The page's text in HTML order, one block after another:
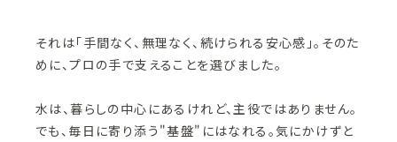
それは「手間なく、無理なく、続けられる安心感」。そのた
めに、プロの手で支えることを選びました。
水は、暮らしの中心にあるけれど、主役ではありません。
でも、毎日に寄り添う"基盤"にはなれる。気にかけずと